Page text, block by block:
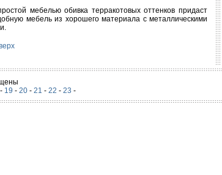
мебелью обивка терракотовых оттенков придаст
мебель из хорошего материала с металлическими
19 - 20- 21 - 22 - 23 -